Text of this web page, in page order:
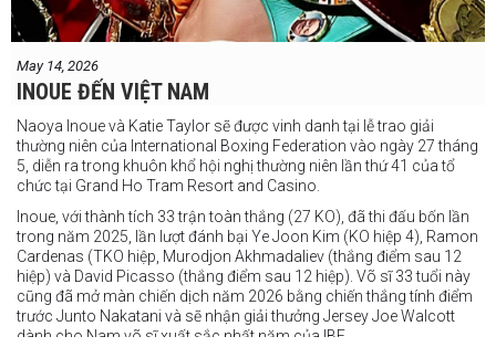
May 14, 2026
INOUE ĐẾN VIỆT NAM
Naoya Inoue và Katie Taylor sẽ được vinh danh tại lễ trao giải
thường niên của International Boxing Federation vào ngày 27 tháng
5, diễn ra trong khuôn khổ hội nghị thường niên lần thứ 41 của tổ
chức tại Grand Ho Tram Resort and Casino.
Inoue, với thành tích 33 trận toàn thắng (27 KO), đã thi đấu bốn lần
trong năm 2025, lần lượt đánh bại Ye Joon Kim (KO hiệp 4), Ramon
Cardenas (TKO hiệp, Murodjon Akhmadaliev (thắng điểm sau 12
hiệp) và David Picasso (thắng điểm sau 12 hiệp). Võ sĩ 33 tuổi này
cũng đã mở màn chiến dịch năm 2026 bằng chiến thắng tính điểm
trước Junto Nakatani và sẽ nhận giải thưởng Jersey Joe Walcott
dành cho Nam võ sĩ xuất sắc nhất năm của IBF.